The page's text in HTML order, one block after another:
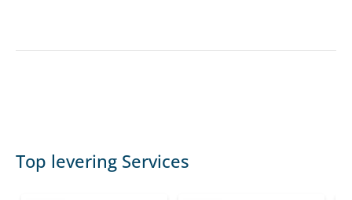
Top levering Services